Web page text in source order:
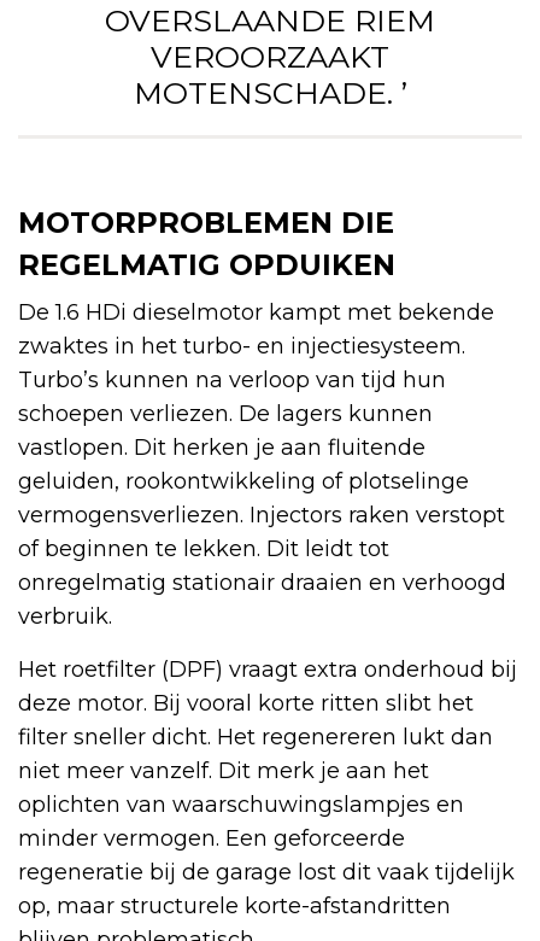
OVERSLAANDE RIEM
VEROORZAAKT
MOTENSCHADE. ’
MOTORPROBLEMEN DIE
REGELMATIG OPDUIKEN
De 1.6 HDi dieselmotor kampt met bekende
zwaktes in het turbo- en injectiesysteem.
Turbo’s kunnen na verloop van tijd hun
schoepen verliezen. De lagers kunnen
vastlopen. Dit herken je aan fluitende
geluiden, rookontwikkeling of plotselinge
vermogensverliezen. Injectors raken verstopt
of beginnen te lekken. Dit leidt tot
onregelmatig stationair draaien en verhoogd
verbruik.
Het roetfilter (DPF) vraagt extra onderhoud bij
deze motor. Bij vooral korte ritten slibt het
filter sneller dicht. Het regenereren lukt dan
niet meer vanzelf. Dit merk je aan het
oplichten van waarschuwingslampjes en
minder vermogen. Een geforceerde
regeneratie bij de garage lost dit vaak tijdelijk
op, maar structurele korte-afstandritten